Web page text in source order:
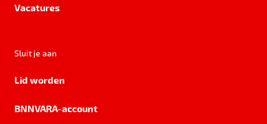
Vacatures
Sluit je aan
Lid worden
BNNVARA-account